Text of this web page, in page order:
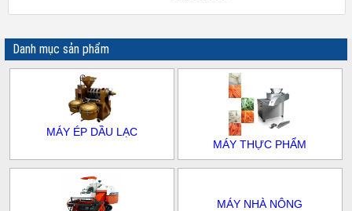
Danh mục sản phẩm
MÁY ÉP DẦU LẠC
MÁY THỰC PHẨM
MÁY NHÀ NÔNG